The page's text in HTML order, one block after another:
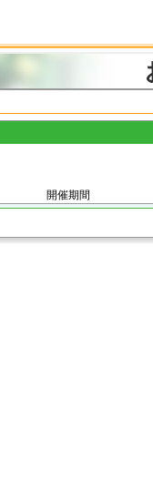
開催期間